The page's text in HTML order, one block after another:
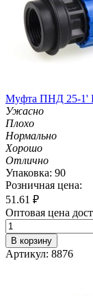
Муфта ПНД 25-1'
Ужасно
Плохо
Нормально
Хорошо
Отлично
Упаковка: 90
Розничная цена:
51.61 ₽
Оптовая цена
В корзину
Артикул: 8876